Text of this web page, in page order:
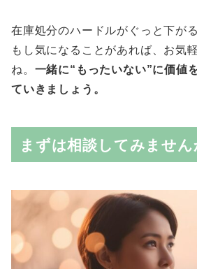
在庫処分のハードルがぐっと下が
もし気になることがあれば、お気
ね。 一緒に“もったいない”に価値
ていきましょう。
まずは相談してみません